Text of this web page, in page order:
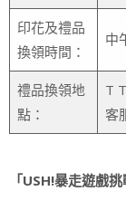
印花及禮品
換領時間：
中
禮品換領地
點：
T
客
「USH!暴走遊戲